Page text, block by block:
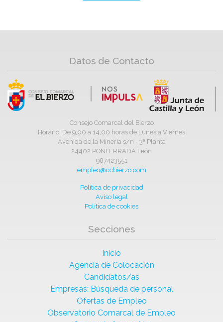
Datos de Contacto
Consejo Comarcal del Bierzo
Horario: De 9,00 a 14,00 horas de Lunes a Viernes
Avenida de la Minería s/n - 3ª Planta
24402 PONFERRADA León
987423551
empleo@ccbierzo.com
Política de privacidad
Aviso legal
Política de cookies
Secciones
Inicio
Agencia de Colocación
Candidatos/as
Empresas: Búsqueda de personal
Ofertas de Empleo
Observatorio Comarcal de Empleo